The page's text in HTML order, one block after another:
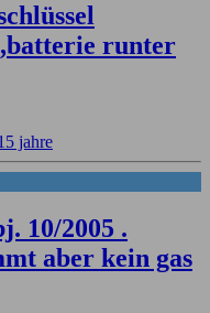
runter
jahre
10/2005 .
aber kein gas